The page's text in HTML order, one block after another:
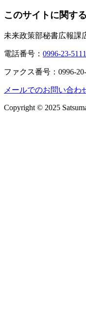
このサイトに関す
未来政策部秘書広報課
電話番号： 0996-23-5111
ファクス番号：0996-
メールでのお問い合わ
Copyright © 2025